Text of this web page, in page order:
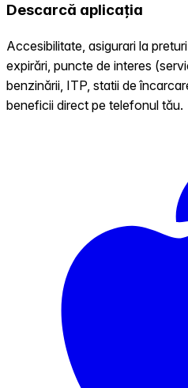
Descarcă aplicația
Accesibilitate, asigurari la
expirări, puncte de interes
benzinării, ITP, statii de
beneficii direct pe telefonul tău.